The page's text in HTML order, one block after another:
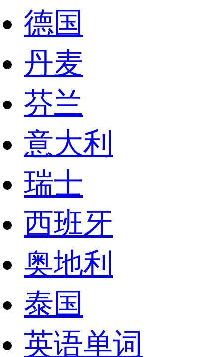
德国
丹麦
芬兰
意大利
瑞士
西班牙
奥地利
泰国
英语单词